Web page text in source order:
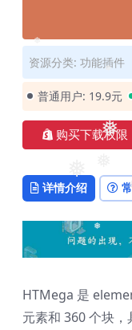
❅
❅
❅
❅
❅
❅
❅
资源分类: 功能插件
普通用户: 19.9元
购买下载权限
详情介绍
HTMega 是
元素和 360 个块